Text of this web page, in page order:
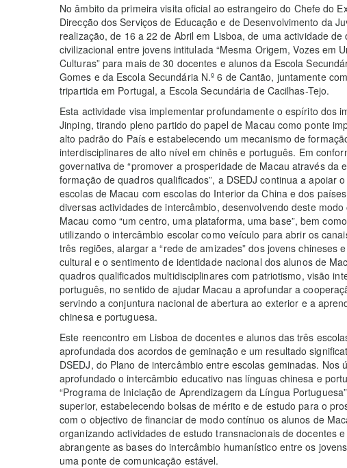
No âmbito da primeira visita oficial ao estrangeiro do Chefe do
Direcção dos Serviços de Educação e de Desenvolvimento da
realização, de 16 a 22 de Abril em Lisboa, de uma actividade
civilizacional entre jovens intitulada “Mesma Origem, Vozes em
Culturas” para mais de 30 docentes e alunos da Escola
Gomes e da Escola Secundária N.º 6 de Cantão, juntamente
tripartida em Portugal, a Escola Secundária de Cacilhas-Tejo.
Esta actividade visa implementar profundamente o espírito dos
Jinping, tirando pleno partido do papel de Macau como ponte
alto padrão do País e estabelecendo um mecanismo de
interdisciplinares de alto nível em chinês e português. Em
governativa de “promover a prosperidade de Macau através da
formação de quadros qualificados”, a DSEDJ continua a apoiar
escolas de Macau com escolas do Interior da China e dos
diversas actividades de intercâmbio, desenvolvendo deste
Macau como “um centro, uma plataforma, uma base”, bem
utilizando o intercâmbio escolar como veículo para abrir os
três regiões, alargar a “rede de amizades” dos jovens chineses
cultural e o sentimento de identidade nacional dos alunos de
quadros qualificados multidisciplinares com patriotismo, visão
português, no sentido de ajudar Macau a aprofundar a
servindo a conjuntura nacional de abertura ao exterior e a
chinesa e portuguesa.
Este reencontro em Lisboa de docentes e alunos das três
aprofundada dos acordos de geminação e um resultado
DSEDJ, do Plano de intercâmbio entre escolas geminadas. Nos
aprofundado o intercâmbio educativo nas línguas chinesa e
“Programa de Iniciação de Aprendizagem da Língua
superior, estabelecendo bolsas de mérito e de estudo para o
com o objectivo de financiar de modo contínuo os alunos de
organizando actividades de estudo transnacionais de docentes
abrangente as bases do intercâmbio humanístico entre os
uma ponte de comunicação estável.